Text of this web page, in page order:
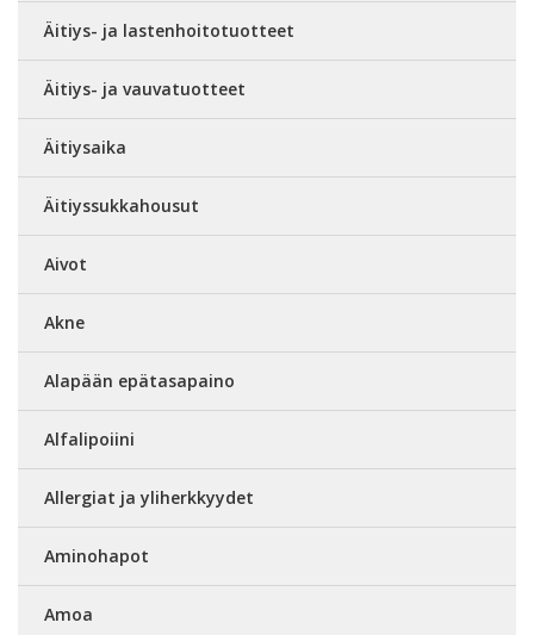
Äitiys- ja lastenhoitotuotteet
Äitiys- ja vauvatuotteet
Äitiysaika
Äitiyssukkahousut
Aivot
Akne
Alapään epätasapaino
Alfalipoiini
Allergiat ja yliherkkyydet
Aminohapot
Amoa